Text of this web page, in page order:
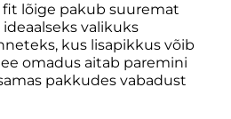
lõige pakub suuremat
valikuks
kus lisapikkus võib
omadus aitab paremini
pakkudes vabadust